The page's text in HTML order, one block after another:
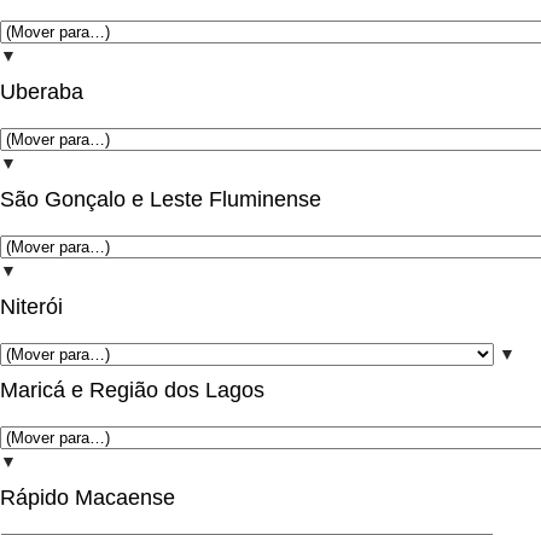
▼
Uberaba
▼
São Gonçalo e Leste Fluminense
▼
Niterói
▼
Maricá e Região dos Lagos
▼
Rápido Macaense